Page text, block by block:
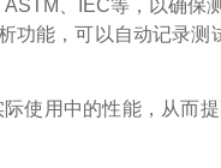
、IEC等，以确保
功能，可以自动记录测
使用中的性能，从而提